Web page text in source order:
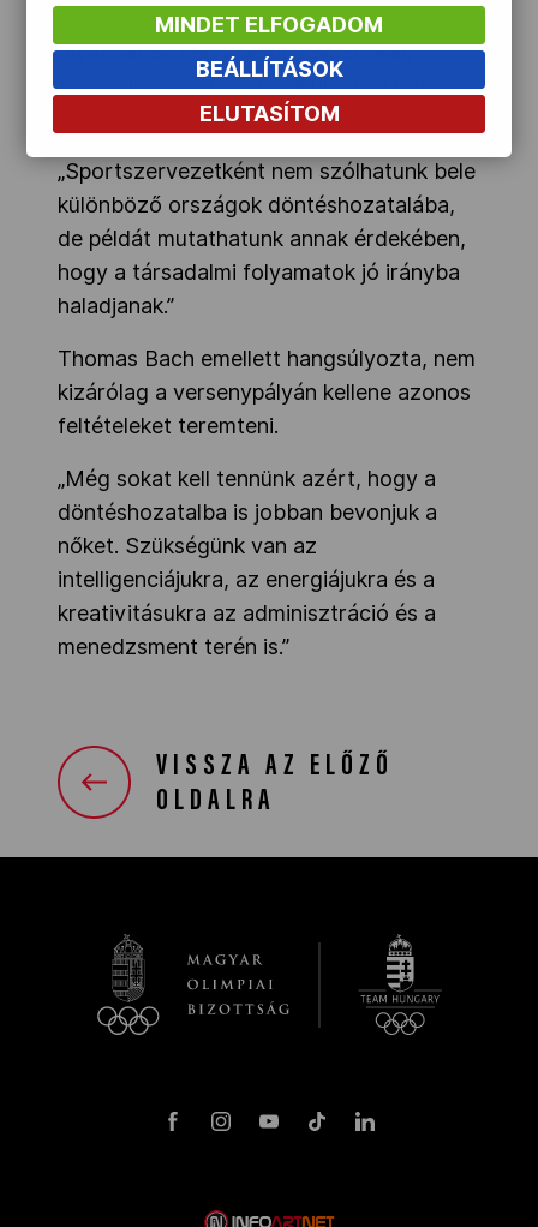
hogy egy másik világot teremtsünk. Egy
olyat, amelyben a nemi, faji, etnikai,
szexuális vagy más megkülönböztetésnek
„Sportszervezetként nem szólhatunk bele
különböző országok döntéshozatalába,
de példát mutathatunk annak érdekében,
hogy a társadalmi folyamatok jó irányba
haladjanak.”
Thomas Bach emellett hangsúlyozta, nem
kizárólag a versenypályán kellene azonos
feltételeket teremteni.
„Még sokat kell tennünk azért, hogy a
döntéshozatalba is jobban bevonjuk a
nőket. Szükségünk van az
intelligenciájukra, az energiájukra és a
kreativitásukra az adminisztráció és a
menedzsment terén is.”
VISSZA AZ ELŐZŐ
OLDALRA
MINDET ELFOGADOM
BEÁLLÍTÁSOK
ELUTASÍTOM